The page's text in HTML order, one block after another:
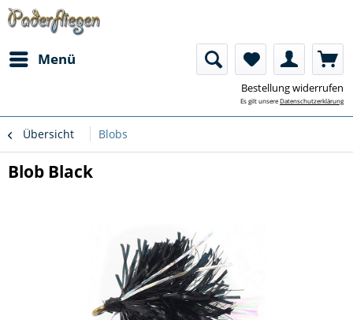
Menü
Bestellung widerrufen
Es gilt unsereDatenschutzerklärung
Übersicht Blobs
Blob Black